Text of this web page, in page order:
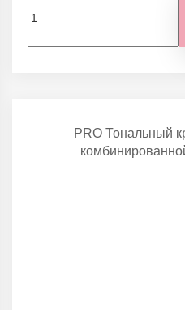
PRO Тональный